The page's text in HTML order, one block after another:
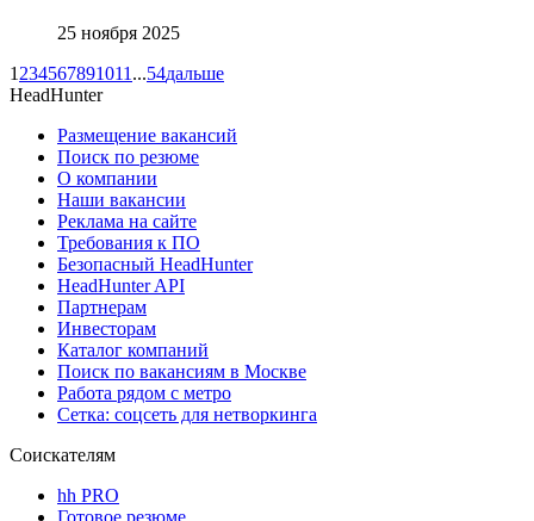
25 ноября 2025
1 234567891011 ...54дальше
HeadHunter
Размещение вакансий
Поиск по резюме
О компании
Наши вакансии
Реклама на сайте
Требования к ПО
Безопасный HeadHunter
HeadHunter API
Партнерам
Инвесторам
Каталог компаний
Поиск по вакансиям в Москве
Работа рядом с метро
Сетка: соцсеть для нетворкинга
Соискателям
hh PRO
Готовое резюме